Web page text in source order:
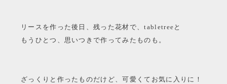
リースを作った後日、残った花材で、tabletreeと
もうひとつ、思いつきで作ってみたものも。
ざっくりと作ったものだけど、可愛くてお気に入りに！